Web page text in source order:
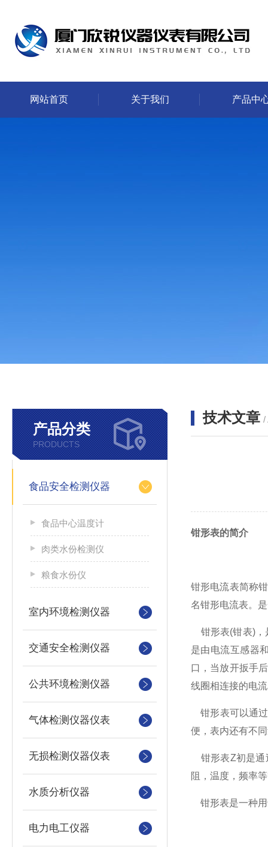
网站首页 关于我们 产品中
产品分类
PRODUCTS
食品安全检测仪器
食品中心温度计
肉类水份检测仪
粮食水份仪
室内环境检测仪器
交通安全检测仪器
公共环境检测仪器
气体检测仪器仪表
无损检测仪器仪表
水质分析仪器
电力电工仪器
技术文章 /
钳形表的简介
钳形电流表简称
名钳形电流表。
钳形表(钳表)，
是由电流互感器
口，当放开扳手
线圈相连接的电
钳形表可以通
便，表内还有不
钳形表Z初是通
阻，温度，频率
钳形表是一种